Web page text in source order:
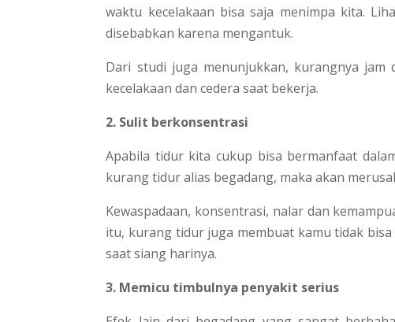
waktu kecelakaan bisa saja menimpa kita.
disebabkan karena mengantuk.
Dari studi juga menunjukkan, kurangnya jam
kecelakaan dan cedera saat bekerja.
2. Sulit berkonsentrasi
Apabila tidur kita cukup bisa bermanfaat
kurang tidur alias begadang, maka akan
Kewaspadaan, konsentrasi, nalar dan
itu, kurang tidur juga membuat kamu tidak
saat siang harinya.
3. Memicu timbulnya penyakit serius